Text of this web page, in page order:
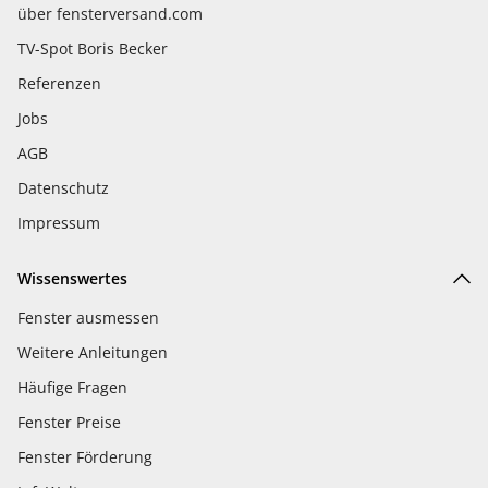
über fensterversand.com
TV-Spot Boris Becker
Referenzen
Jobs
AGB
Datenschutz
Impressum
Wissenswertes
Fenster ausmessen
Weitere Anleitungen
Häufige Fragen
Fenster Preise
Fenster Förderung